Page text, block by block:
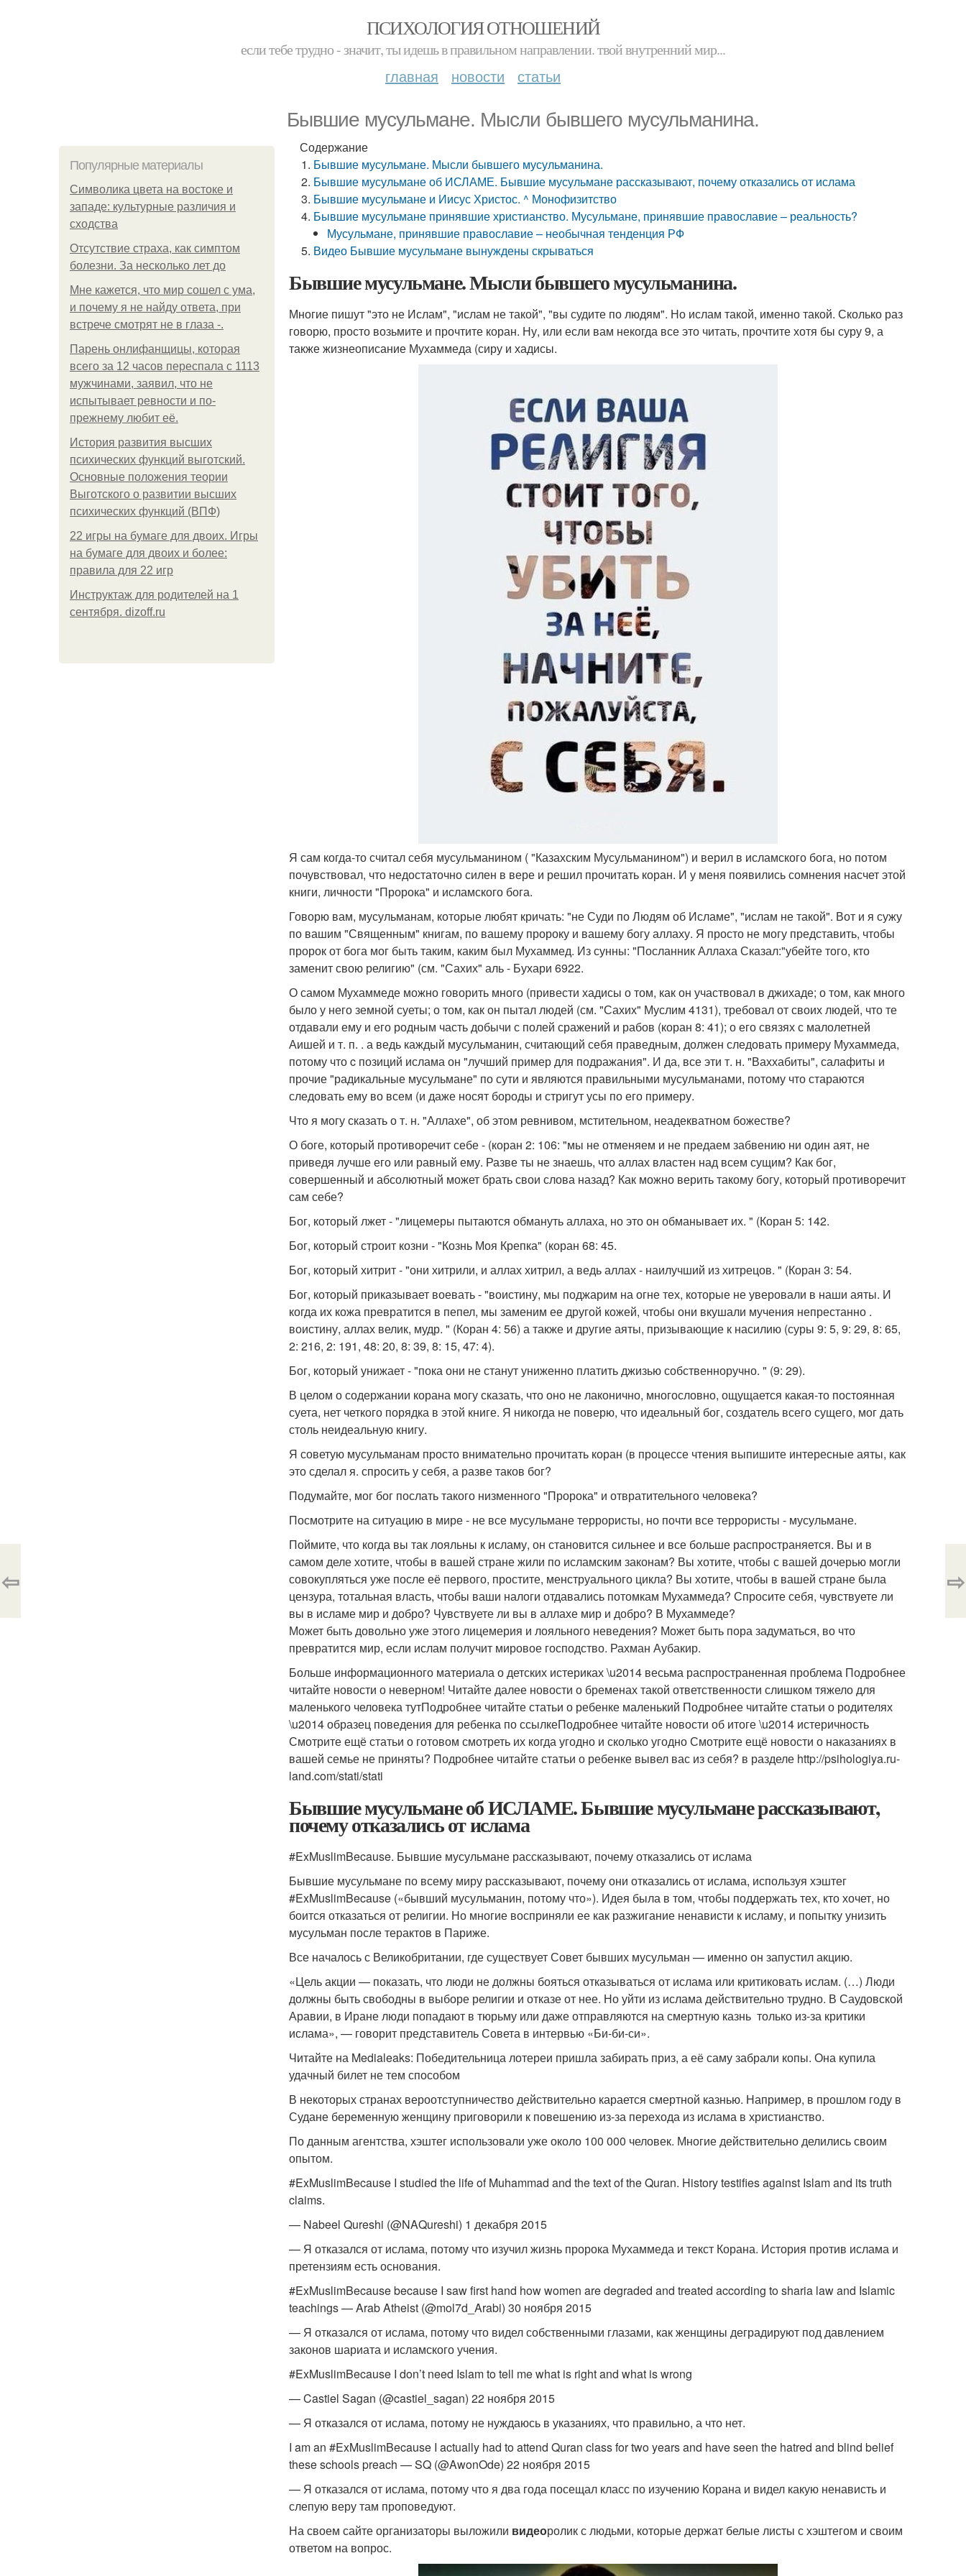
ПСИХОЛОГИЯ ОТНОШЕНИЙ
если тебе трудно - значит, ты идешь в правильном направлении. твой внутренний мир...
главная новости статьи
Бывшие мусульмане. Мысли бывшего мусульманина.
Популярные материалы
Символика цвета на востоке и
западе: культурные различия и
сходства
Отсутствие страха, как симптом
болезни. За несколько лет до
Мне кажется, что мир сошел с ума,
и почему я не найду ответа, при
встрече смотрят не в глаза -.
Парень онлифанщицы, которая
всего за 12 часов переспала с 1113
мужчинами, заявил, что не
испытывает ревности и по-
прежнему любит её.
История развития высших
психических функций выготский.
Основные положения теории
Выготского о развитии высших
психических функций (ВПФ)
22 игры на бумаге для двоих. Игры
на бумаге для двоих и более:
правила для 22 игр
Инструктаж для родителей на 1
сентября. dizoff.ru
Содержание
Бывшие мусульмане. Мысли бывшего мусульманина.
Бывшие мусульмане об ИСЛАМЕ. Бывшие мусульмане рассказывают, почему отказались от ислама
Бывшие мусульмане и Иисус Христос. ^ Монофизитство
Бывшие мусульмане принявшие христианство. Мусульмане, принявшие православие – реальность?
Мусульмане, принявшие православие – необычная тенденция РФ
Видео Бывшие мусульмане вынуждены скрываться
Бывшие мусульмане. Мысли бывшего мусульманина.
Многие пишут "это не Ислам", "ислам не такой", "вы судите по людям". Но ислам такой, именно такой. Сколько раз
говорю, просто возьмите и прочтите коран. Ну, или если вам некогда все это читать, прочтите хотя бы суру 9, а
также жизнеописание Мухаммеда (сиру и хадисы.
Я сам когда-то считал себя мусульманином ( "Казахским Мусульманином") и верил в исламского бога, но потом
почувствовал, что недостаточно силен в вере и решил прочитать коран. И у меня появились сомнения насчет этой
книги, личности "Пророка" и исламского бога.
Говорю вам, мусульманам, которые любят кричать: "не Суди по Людям об Исламе", "ислам не такой". Вот и я сужу
по вашим "Священным" книгам, по вашему пророку и вашему богу аллаху. Я просто не могу представить, чтобы
пророк от бога мог быть таким, каким был Мухаммед. Из сунны: "Посланник Аллаха Сказал:"убейте того, кто
заменит свою религию" (см. "Сахих" аль - Бухари 6922.
О самом Мухаммеде можно говорить много (привести хадисы о том, как он участвовал в джихаде; о том, как много
было у него земной суеты; о том, как он пытал людей (см. "Сахих" Муслим 4131), требовал от своих людей, что те
отдавали ему и его родным часть добычи с полей сражений и рабов (коран 8: 41); о его связях с малолетней
Аишей и т. п. . а ведь каждый мусульманин, считающий себя праведным, должен следовать примеру Мухаммеда,
потому что c позиций ислама он "лучший пример для подражания". И да, все эти т. н. "Ваххабиты", салафиты и
прочие "радикальные мусульмане" по сути и являются правильными мусульманами, потому что стараются
следовать ему во всем (и даже носят бороды и стригут усы по его примеру.
Что я могу сказать о т. н. "Аллахе", об этом ревнивом, мстительном, неадекватном божестве?
О боге, который противоречит себе - (коран 2: 106: "мы не отменяем и не предаем забвению ни один аят, не
приведя лучше его или равный ему. Разве ты не знаешь, что аллах властен над всем сущим? Как бог,
совершенный и абсолютный может брать свои слова назад? Как можно верить такому богу, который противоречит
сам себе?
Бог, который лжет - "лицемеры пытаются обмануть аллаха, но это он обманывает их. " (Коран 5: 142.
Бог, который строит козни - "Кознь Моя Крепка" (коран 68: 45.
Бог, который хитрит - "они хитрили, и аллах хитрил, а ведь аллах - наилучший из хитрецов. " (Коран 3: 54.
Бог, который приказывает воевать - "воистину, мы поджарим на огне тех, которые не уверовали в наши аяты. И
когда их кожа превратится в пепел, мы заменим ее другой кожей, чтобы они вкушали мучения непрестанно .
воистину, аллах велик, мудр. " (Коран 4: 56) а также и другие аяты, призывающие к насилию (суры 9: 5, 9: 29, 8: 65,
2: 216, 2: 191, 48: 20, 8: 39, 8: 15, 47: 4).
Бог, который унижает - "пока они не станут униженно платить джизью собственноручно. " (9: 29).
В целом о содержании корана могу сказать, что оно не лаконично, многословно, ощущается какая-то постоянная
суета, нет четкого порядка в этой книге. Я никогда не поверю, что идеальный бог, создатель всего сущего, мог дать
столь неидеальную книгу.
Я советую мусульманам просто внимательно прочитать коран (в процессе чтения выпишите интересные аяты, как
это сделал я. спросить у себя, а разве таков бог?
Подумайте, мог бог послать такого низменного "Пророка" и отвратительного человека?
Посмотрите на ситуацию в мире - не все мусульмане террористы, но почти все террористы - мусульмане.
Поймите, что когда вы так лояльны к исламу, он становится сильнее и все больше распространяется. Вы и в
самом деле хотите, чтобы в вашей стране жили по исламским законам? Вы хотите, чтобы с вашей дочерью могли
совокупляться уже после её первого, простите, менструального цикла? Вы хотите, чтобы в вашей стране была
цензура, тотальная власть, чтобы ваши налоги отдавались потомкам Мухаммеда? Спросите себя, чувствуете ли
вы в исламе мир и добро? Чувствуете ли вы в аллахе мир и добро? В Мухаммеде?
Может быть довольно уже этого лицемерия и лояльного неведения? Может быть пора задуматься, во что
превратится мир, если ислам получит мировое господство. Рахман Аубакир.
Больше информационного материала о детских истериках \u2014 весьма распространенная проблема Подробнее
читайте новости о неверном! Читайте далее новости о бременах такой ответственности слишком тяжело для
маленького человека тутПодробнее читайте статьи о ребенке маленький Подробнее читайте статьи о родителях
\u2014 образец поведения для ребенка по ссылкеПодробнее читайте новости об итоге \u2014 истеричность
Смотрите ещё статьи о готовом смотреть их когда угодно и сколько угодно Смотрите ещё новости о наказаниях в
вашей семье не приняты? Подробнее читайте статьи о ребенке вывел вас из себя? в разделе http://psihologiya.ru-
land.com/stati/stati
Бывшие мусульмане об ИСЛАМЕ. Бывшие мусульмане рассказывают,
почему отказались от ислама
#ExMuslimBecause. Бывшие мусульмане рассказывают, почему отказались от ислама
Бывшие мусульмане по всему миру рассказывают, почему они отказались от ислама, используя хэштег
#ExMuslimBecause («бывший мусульманин, потому что»). Идея была в том, чтобы поддержать тех, кто хочет, но
боится отказаться от религии. Но многие восприняли ее как разжигание ненависти к исламу, и попытку унизить
мусульман после терактов в Париже.
Все началось с Великобритании, где существует Совет бывших мусульман — именно он запустил акцию.
«Цель акции — показать, что люди не должны бояться отказываться от ислама или критиковать ислам. (…) Люди
должны быть свободны в выборе религии и отказе от нее. Но уйти из ислама действительно трудно. В Саудовской
Аравии, в Иране люди попадают в тюрьму или даже отправляются на смертную казнь только из-за критики
ислама», — говорит представитель Совета в интервью «Би-би-си».
Читайте на Medialeaks: Победительница лотереи пришла забирать приз, а её саму забрали копы. Она купила
удачный билет не тем способом
В некоторых странах вероотступничество действительно карается смертной казнью. Например, в прошлом году в
Судане беременную женщину приговорили к повешению из-за перехода из ислама в христианство.
По данным агентства, хэштег использовали уже около 100 000 человек. Многие действительно делились своим
опытом.
#ExMuslimBecause I studied the life of Muhammad and the text of the Quran. History testifies against Islam and its truth
claims.
— Nabeel Qureshi (@NAQureshi) 1 декабря 2015
— Я отказался от ислама, потому что изучил жизнь пророка Мухаммеда и текст Корана. История против ислама и
претензиям есть основания.
#ExMuslimBecause because I saw first hand how women are degraded and treated according to sharia law and Islamic
teachings — Arab Atheist (@mol7d_Arabi) 30 ноября 2015
— Я отказался от ислама, потому что видел собственными глазами, как женщины деградируют под давлением
законов шариата и исламского учения.
#ExMuslimBecause I don’t need Islam to tell me what is right and what is wrong
— Castiel Sagan (@castiel_sagan) 22 ноября 2015
— Я отказался от ислама, потому не нуждаюсь в указаниях, что правильно, а что нет.
I am an #ExMuslimBecause I actually had to attend Quran class for two years and have seen the hatred and blind belief
these schools preach — SQ (@AwonOde) 22 ноября 2015
— Я отказался от ислама, потому что я два года посещал класс по изучению Корана и видел какую ненависть и
слепую веру там проповедуют.
На своем сайте организаторы выложили видеоролик с людьми, которые держат белые листы с хэштегом и своим
ответом на вопрос.
⇦ ⇨